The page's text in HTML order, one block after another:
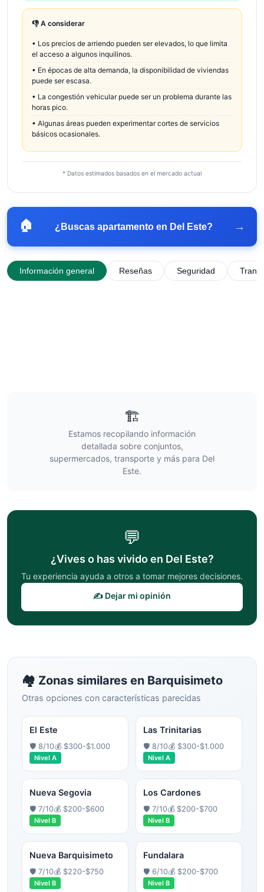
👎 A considerar
• Los precios de arriendo pueden ser elevados, lo que limita
el acceso a algunos inquilinos.
• En épocas de alta demanda, la disponibilidad de viviendas
puede ser escasa.
• La congestión vehicular puede ser un problema durante las
horas pico.
• Algunas áreas pueden experimentar cortes de servicios
básicos ocasionales.
* Datos estimados basados en el mercado actual
🏠 ¿Buscas apartamento en Del Este? →
Información general Reseñas Seguridad
🏗️
Estamos recopilando información
detallada sobre conjuntos,
supermercados, transporte y más para Del
Este.
💬
¿Vives o has vivido en Del Este?
Tu experiencia ayuda a otros a tomar mejores decisiones.
✍️ Dejar mi opinión
🏘️ Zonas similares en Barquisimeto
Otras opciones con características parecidas
El Este
🛡️ 8/10💰 $300-$1.000
Nivel A
Las Trinitarias
🛡️ 8/10💰 $300-$1.000
Nivel A
Nueva Segovia
🛡️ 7/10💰 $200-$600
Nivel B
Los Cardones
🛡️ 7/10💰 $200-$700
Nivel B
Nueva Barquisimeto
🛡️ 7/10💰 $220-$750
Nivel B
Fundalara
🛡️ 6/10💰 $200-$700
Nivel B